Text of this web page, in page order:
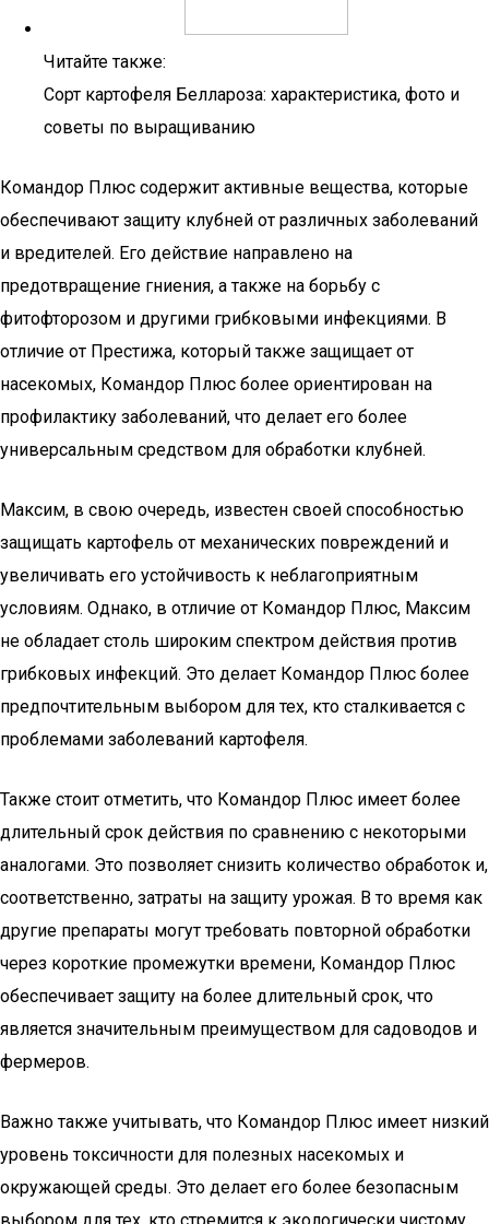
Читайте также:
Сорт картофеля Беллароза: характеристика, фото и
советы по выращиванию
Командор Плюс содержит активные вещества, которые
обеспечивают защиту клубней от различных заболеваний
и вредителей. Его действие направлено на
предотвращение гниения, а также на борьбу с
фитофторозом и другими грибковыми инфекциями. В
отличие от Престижа, который также защищает от
насекомых, Командор Плюс более ориентирован на
профилактику заболеваний, что делает его более
универсальным средством для обработки клубней.
Максим, в свою очередь, известен своей способностью
защищать картофель от механических повреждений и
увеличивать его устойчивость к неблагоприятным
условиям. Однако, в отличие от Командор Плюс, Максим
не обладает столь широким спектром действия против
грибковых инфекций. Это делает Командор Плюс более
предпочтительным выбором для тех, кто сталкивается с
проблемами заболеваний картофеля.
Также стоит отметить, что Командор Плюс имеет более
длительный срок действия по сравнению с некоторыми
аналогами. Это позволяет снизить количество обработок и,
соответственно, затраты на защиту урожая. В то время как
другие препараты могут требовать повторной обработки
через короткие промежутки времени, Командор Плюс
обеспечивает защиту на более длительный срок, что
является значительным преимуществом для садоводов и
фермеров.
Важно также учитывать, что Командор Плюс имеет низкий
уровень токсичности для полезных насекомых и
окружающей среды. Это делает его более безопасным